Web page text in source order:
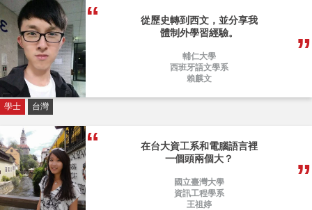
從歷史轉到西文，並分享我
體制外學習經驗。
輔仁大學
西班牙語文學系
賴麒文
學士 台灣
在台大資工系和電腦語言裡
一個頭兩個大？
國立臺灣大學
資訊工程學系
王祖婷